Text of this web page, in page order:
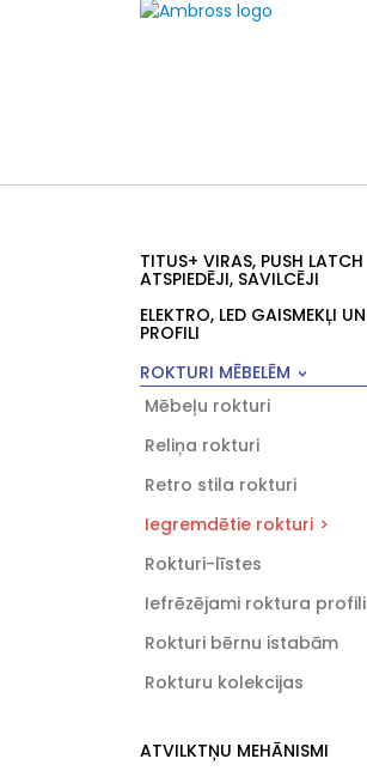
TITUS+ VIRAS, PUSH LATCH
ATSPIEDĒJI, SAVILCĒJI
ELEKTRO, LED GAISMEKĻI UN
PROFILI
ROKTURI MĒBELĒM
Mēbeļu rokturi
Reliņa rokturi
Retro stila rokturi
Iegremdētie rokturi
Rokturi-līstes
Iefrēzējami roktura profili
Rokturi bērnu istabām
Rokturu kolekcijas
ATVILKTŅU MEHĀNISMI